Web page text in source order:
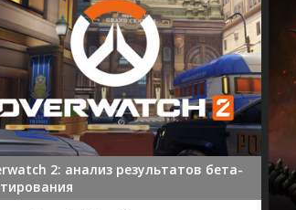
2: анализ результатов бета-